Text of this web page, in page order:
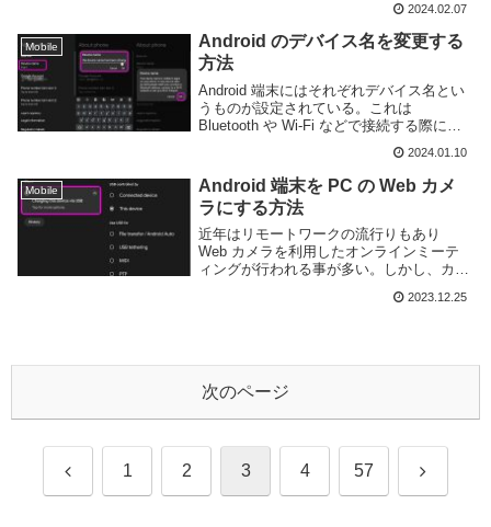
プランを選択できるため、通信費の節約に
繋がる。今時のスマートフォンであれば
OS 標準で...
2024.02.07
Mobile
Android のデバイス名を変更する
方法
Android 端末にはそれぞれデバイス名とい
うものが設定されている。これは
Bluetooth や Wi-Fi などで接続する際に、
りやすく表示するためのもので、デフォル
トでは機種名が設定されている。...
2024.01.10
Mobile
Android 端末を PC の Web カメ
ラにする方法
近年はリモートワークの流行りもあり
Web カメラを利用したオンラインミーテ
ィングが行われる事が多い。しかし、カメ
場合、別途 USB Web カメラなどを購入す
2023.12.25
次のページ
前 1 2 3 4 57 次